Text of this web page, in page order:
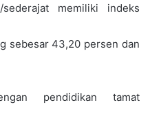
memiliki indeks
sebesar 43,20 persen dan
pendidikan tamat